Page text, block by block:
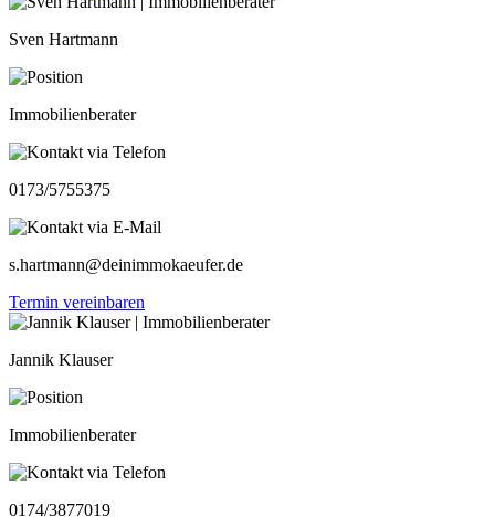
Sven Hartmann
Immobilienberater
0173/5755375
s.hartmann@deinimmokaeufer.de
Termin vereinbaren
Jannik Klauser
Immobilienberater
0174/3877019